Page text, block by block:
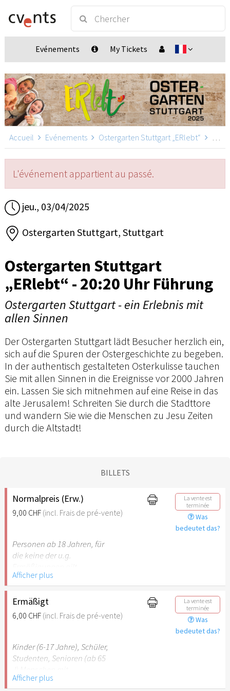
Evénements My Tickets
Accueil Evénements Ostergarten Stuttgart „ERlebt“
L'événement appartient au passé.
jeu., 03/04/2025
Ostergarten Stuttgart, Stuttgart
Ostergarten Stuttgart
„ERlebt“ - 20:20 Uhr Führung
Ostergarten Stuttgart - ein Erlebnis mit
allen Sinnen
Der Ostergarten Stuttgart lädt Besucher herzlich ein,
sich auf die Spuren der Ostergeschichte zu begeben.
In der authentisch gestalteten Osterkulisse tauchen
Sie mit allen Sinnen in die Ereignisse vor 2000 Jahren
ein. Lassen Sie sich mitnehmen auf eine Reise in das
alte Jerusalem! Schreiten Sie durch die Stadttore
und wandern Sie wie die Menschen zu Jesu Zeiten
durch die Altstadt!
BILLETS
Normalpreis (Erw.)
9,00 CHF (incl. Frais de pré-vente)
La vente est
terminée
Was
bedeutet das?
Personen ab 18 Jahren, für
die keine der u.g.
Afficher plus
Ermäßigt
6,00 CHF (incl. Frais de pré-vente)
La vente est
terminée
Was
bedeutet das?
Kinder (6-17 Jahre), Schüler,
Studenten, Senioren (ab 65
Behinderung (ab 50%),
Afficher plus